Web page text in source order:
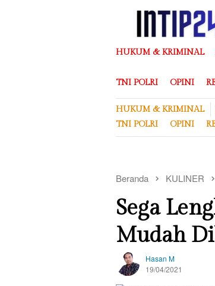
HUKUM & KRIMINAL
TNI POLRI OPINI
HUKUM & KRIMINAL
TNI POLRI
OPINI
Beranda KULINER
Sega
Mudah
Hasan M
19/04/2021